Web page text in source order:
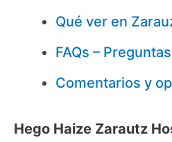
Qué ver en
FAQs –
Comentarios y
Hego Haize Zarautz